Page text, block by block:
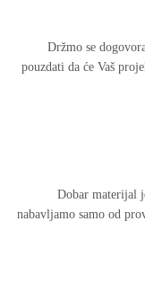
Držmo se
pouzdati da će Vaš
Dobar materijal
nabavljamo samo od